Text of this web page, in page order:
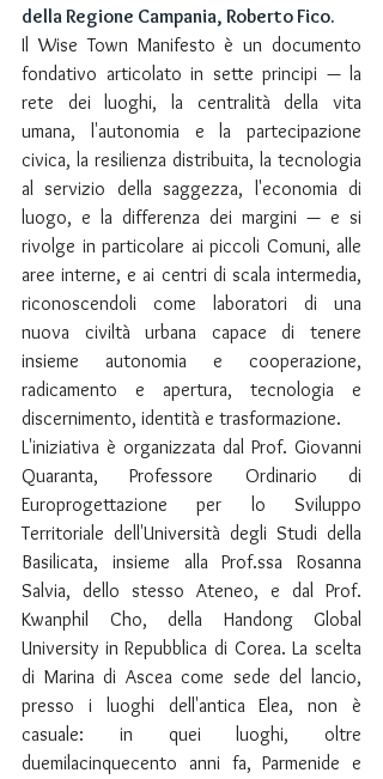
della Regione Campania, Roberto Fico.
Il Wise Town Manifesto è un documento
fondativo articolato in sette principi — la
rete dei luoghi, la centralità della vita
umana, l'autonomia e la partecipazione
civica, la resilienza distribuita, la tecnologia
al servizio della saggezza, l'economia di
luogo, e la differenza dei margini — e si
rivolge in particolare ai piccoli Comuni, alle
aree interne, e ai centri di scala intermedia,
riconoscendoli come laboratori di una
nuova civiltà urbana capace di tenere
insieme autonomia e cooperazione,
radicamento e apertura, tecnologia e
discernimento, identità e trasformazione.
L'iniziativa è organizzata dal Prof. Giovanni
Quaranta, Professore Ordinario di
Europrogettazione per lo Sviluppo
Territoriale dell'Università degli Studi della
Basilicata, insieme alla Prof.ssa Rosanna
Salvia, dello stesso Ateneo, e dal Prof.
Kwanphil Cho, della Handong Global
University in Repubblica di Corea. La scelta
di Marina di Ascea come sede del lancio,
presso i luoghi dell'antica Elea, non è
casuale: in quei luoghi, oltre
duemilacinquecento anni fa, Parmenide e